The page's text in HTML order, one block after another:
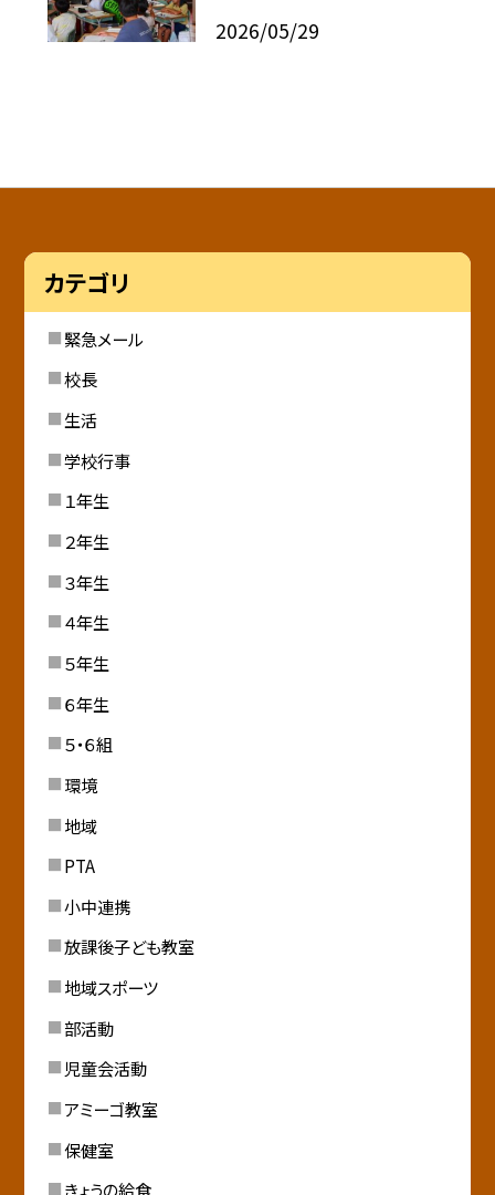
2026/05/29
カテゴリ
緊急メール
校長
生活
学校行事
１年生
２年生
３年生
４年生
５年生
６年生
５・６組
環境
地域
PTA
小中連携
放課後子ども教室
地域スポーツ
部活動
児童会活動
アミーゴ教室
保健室
きょうの給食